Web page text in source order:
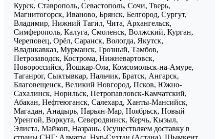
Курск, Ставрополь, Севастополь, Сочи, Тверь,
Магнитогорск, Иваново, Брянск, Белгород, Сургут,
Владимир, Нижний Тагил, Чита, Архангельск,
Симферополь, Калуга, Смоленск, Волжский, Курган,
Череповец, Орёл, Саранск, Вологда, Якутск,
Владикавказ, Мурманск, Грозный, Тамбов,
Петрозаводск, Кострома, Нижневартовск,
Новороссийск, Йошкар-Ола, Комсомольск-на-Амуре,
Таганрог, Сыктывкар, Нальчик, Братск, Ангарск,
Благовещенск, Великий Новгород, Псков, Южно-
Сахалинск, Норильск, Петропавловск-Камчатский,
Абакан, Нефтеюганск, Салехард, Ханты-Мансийск,
Магадан, Анадырь, Нарьян-Мар, Ноябрьск, Новый
Уренгой, Воркута, Северодвинск, Керчь, Кызыл,
Элиста, Майкоп, Назрань. Осуществляем доставку в